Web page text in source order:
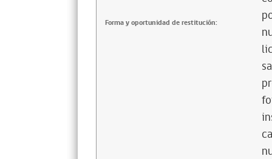
Forma y oportunidad de restitución: